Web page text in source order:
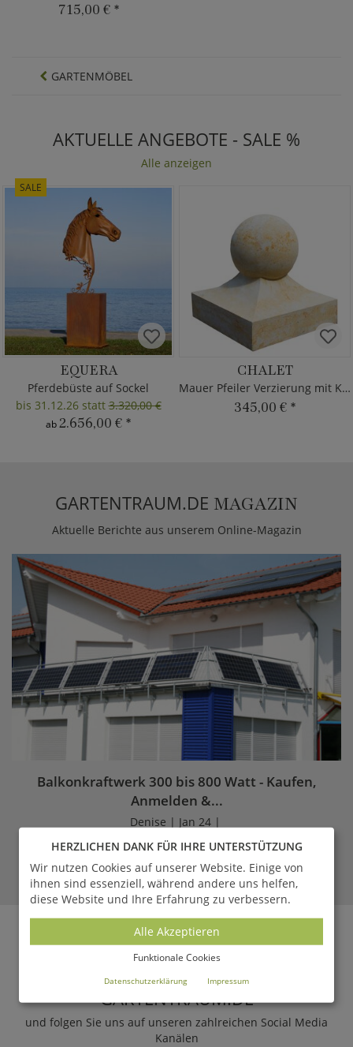
715,00 € *
GARTENMÖBEL
AKTUELLE ANGEBOTE - SALE %
Alle anzeigen
SALE
EQUERA
Pferdebüste auf Sockel
bis 31.12.26 statt3.320,00 €
ab2.656,00 € *
CHALET
Mauer Pfeiler Verzierung mit Kugel
345,00 € *
GARTENTRAUM.DE MAGAZIN
Aktuelle Berichte aus unserem Online-Magazin
Balkonkraftwerk 300 bis 800 Watt - Kaufen,
Anmelden &...
Denise | Jan 24 |
LESEN
ZUM MAGAZIN
WERDEN SIE FAN VON
GARTENTRAUM.DE
und folgen Sie uns auf unseren zahlreichen Social Media
Kanälen
HERZLICHEN DANK FÜR IHRE UNTERSTÜTZUNG
Wir nutzen Cookies auf unserer Website. Einige von
ihnen sind essenziell, während andere uns helfen,
diese Website und Ihre Erfahrung zu verbessern.
Alle Akzeptieren
Funktionale Cookies
Datenschutzerklärung Impressum